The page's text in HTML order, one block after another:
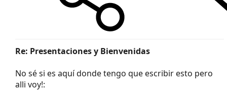
Re: Presentaciones y Bienvenidas
No sé si es aquí donde tengo que escribir esto pero
alli voy!: